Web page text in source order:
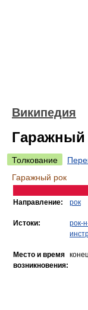
Википедия
Гаражный
Толкование
Гаражный рок
Направление:
рок
Истоки: рок-
Место и время
возникновения: